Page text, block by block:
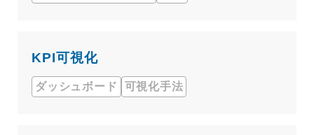
KPI可視化
ダッシュボード 可視化手法